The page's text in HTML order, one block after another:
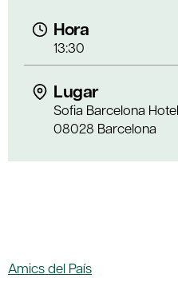
Hora
13:30
Lugar
Sofia Barcelona
08028 Barcelona
Amics del País